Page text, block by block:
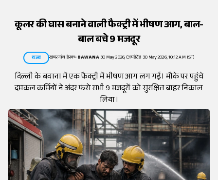
कूलर की घास बनाने वाली फैक्ट्री में भीषण आग, बाल-
बाल बचे 9 मजदूर
राज्य खबरगांव डेस्क•BAWANA30 May 2026, (अपडेटेड 30 May 2026, 10:12 AM IST)
दिल्ली के बवाना में एक फैक्ट्री में भीषण आग लग गई। मौके पर पहुंचे
दमकल कर्मियों ने अंदर फंसे सभी 9 मजदूरों को सुरक्षित बाहर निकाल
लिया।